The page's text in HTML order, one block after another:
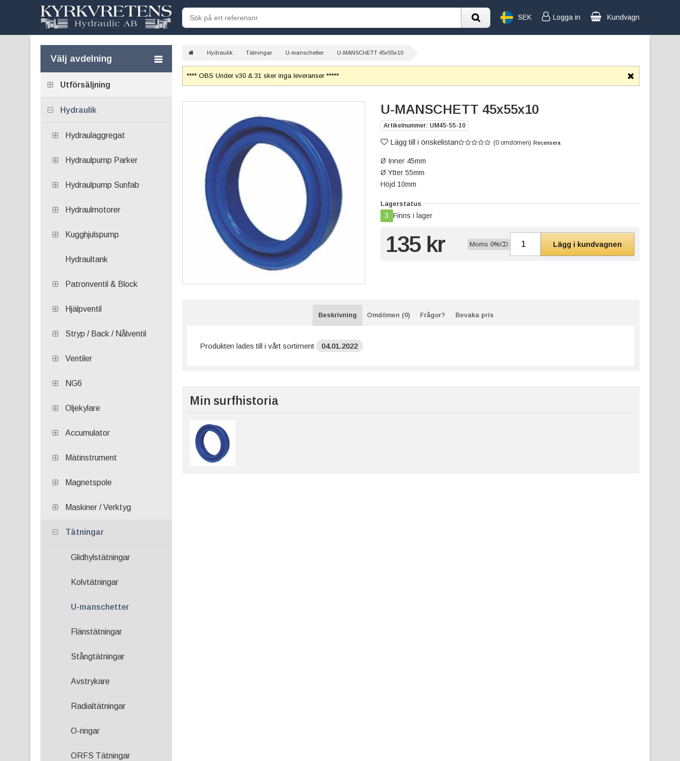
Logga in Kundvagn
SEK
Välj avdelning
Utförsäljning
Hydraulik
Hydraulaggregat
Hydraulpump Parker
Hydraulpump Sunfab
Hydraulmotorer
Kugghjulspump
Hydraultank
Patronventil & Block
Hjälpventil
Stryp / Back / Nålventil
Ventiler
NG6
Oljekylare
Accumulator
Mätinstrument
Magnetspole
Maskiner / Verktyg
Tätningar
Glidhylstätningar
Kolvtätningar
U-manschetter
Flänstätningar
Stångtätningar
Avstrykare
Radialtätningar
O-ringar
ORFS Tätningar
Hydraulik Tätningar U-manschetter U-MANSCHETT 45x55x10
**** OBS Under v30 & 31 sker inga leveranser *****
U-MANSCHETT 45x55x10
Artikelnummer: UM45-55-10
Lägg till i önskelistan (0 omdömen) Recensera
Ø Inner 45mm
Ø Ytter 55mm
Höjd 10mm
Lagerstatus
3 Finns i lager
135 kr Moms 0% Lägg i kundvagnen
Beskrivning Omdömen (0) Frågor? Bevaka pris
Produkten lades till i vårt sortiment 04.01.2022
Min surfhistoria